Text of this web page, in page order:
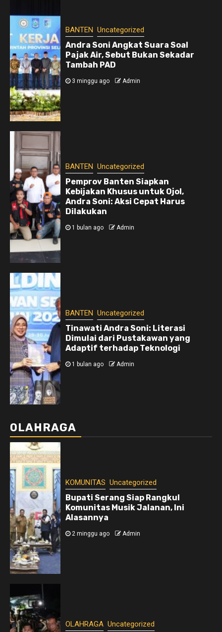
BANTEN Uncategorized
Andra Soni Angkat Suara Soal
Pajak Air, Sebut Bukan Sekadar
Tambah PAD
3 minggu ago Admin
BANTEN Uncategorized
Pemprov Banten Siapkan
Kebijakan Khusus untuk Ojol,
Andra Soni: Aksi Cepat Harus
Dilakukan
1 bulan ago Admin
BANTEN Uncategorized
Tinawati Andra Soni: Literasi
Dimulai dari Pustakawan yang
Adaptif terhadap Teknologi
1 bulan ago Admin
OLAHRAGA
KOMUNITAS Uncategorized
Bupati Serang Siap Rangkul
Komunitas Musik Jalanan, Ini
Alasannya
2 minggu ago Admin
OLAHRAGA Uncategorized